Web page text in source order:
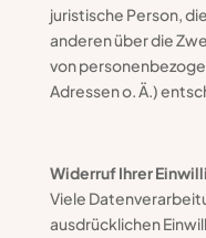
juristische Person,
anderen über die
von
Adressen o. Ä.)
Widerruf Ihrer
Viele
ausdrücklichen